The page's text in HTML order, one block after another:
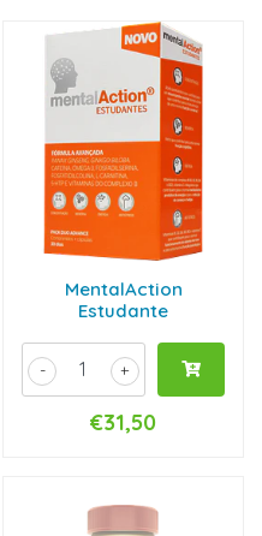
MentalAction
Estudante
+
-
€31,50